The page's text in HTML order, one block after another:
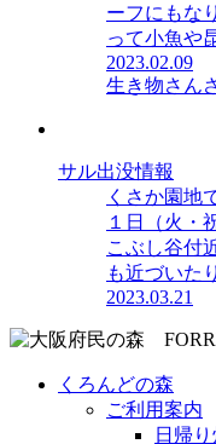
ーフにもな
って小魚や
2023.02.09
生き物さん
サル出没情報
くさか園地
１日（火・
こぶし谷付
も近づいた
2023.03.21
くろんどの森
ご利用案内
日帰